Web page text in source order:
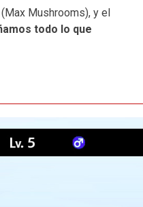
(Max Mushrooms), y el
todo lo que